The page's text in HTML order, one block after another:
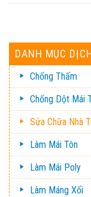
DANH MỤC
Chống Thấm
Chống Dột Mái
Sửa Chữa Nhà
Làm Mái Tôn
Làm Mái Poly
Làm Máng Xối